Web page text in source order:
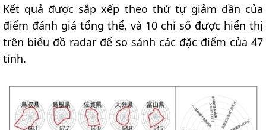
Kết quả được sắp xếp theo thứ tự giảm dần của
điểm đánh giá tổng thể, và 10 chỉ số được hiển thị
trên biểu đồ radar để so sánh các đặc điểm của 47
tỉnh.